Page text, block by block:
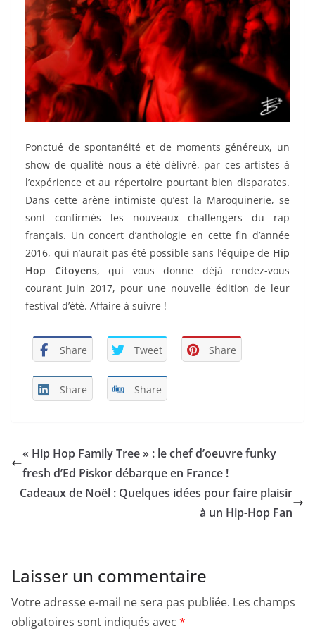
Ponctué de spontanéité et de moments généreux, un
show de qualité nous a été délivré, par ces artistes à
l’expérience et au répertoire pourtant bien disparates.
Dans cette arène intimiste qu’est la Maroquinerie, se
sont confirmés les nouveaux challengers du rap
français. Un concert d’anthologie en cette fin d’année
2016, qui n’aurait pas été possible sans l’équipe de Hip
Hop Citoyens, qui vous donne déjà rendez-vous
courant Juin 2017, pour une nouvelle édition de leur
festival d’été. Affaire à suivre !
Share Tweet Share
Share Share
« Hip Hop Family Tree » : le chef d’oeuvre funky
fresh d’Ed Piskor débarque en France !
Cadeaux de Noël : Quelques idées pour faire plaisir
à un Hip-Hop Fan
Laisser un commentaire
Votre adresse e-mail ne sera pas publiée. Les champs
obligatoires sont indiqués avec *